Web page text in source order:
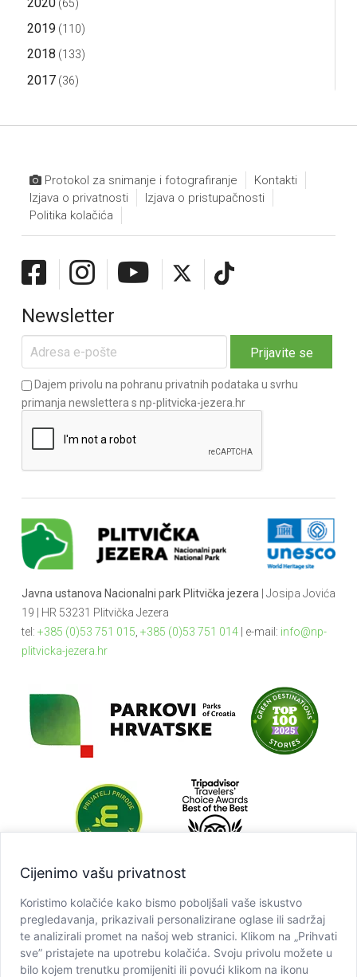
Cijenimo vašu privatnost
Koristimo kolačiće kako bismo poboljšali vaše iskustvo
pregledavanja, prikazivali personalizirane oglase ili sadržaj
te analizirali promet na našoj web stranici. Klikom na „Prihvati
sve” pristajete na upotrebu kolačića. Svoju privolu možete u
bilo kojem trenutku promijeniti ili povući klikom na ikonu
(65)
2019(110)
2018 (133)
2017(36)
Protokol za snimanje i fotografiranje
Kontakti
Izjava o privatnosti
Izjava o pristupačnosti
Politika kolačića
Newsletter
Dajem privolu na pohranu privatnih podataka u svrhu
primanja newslettera s np-plitvicka-jezera.hr
Javna ustanova Nacionalni park Plitvička jezera| Josipa Jovića
19 | HR 53231 Plitvička Jezera
tel: +385 (0)53 751 015, +385 (0)53 751 014| e-mail: info@np-
plitvicka-jezera.hr